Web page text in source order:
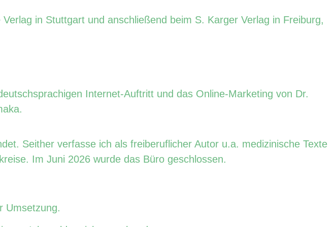
in Stuttgart und anschließend beim S. Karger Verlag in Freiburg,
Internet-Auftritt und das Online-Marketing von Dr.
Seither verfasse ich als freiberuflicher Autor u.a. medizinische Texte
Im Juni 2026 wurde das Büro geschlossen.
Umsetzung.